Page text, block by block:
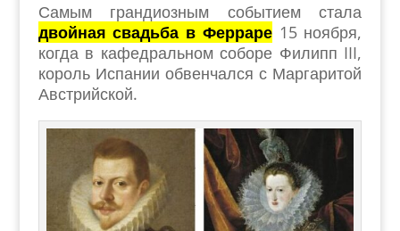
Самым грандиозным событием стала
двойная свадьба в Ферраре15 ноября,
когда в кафедральном соборе Филипп III,
король Испании обвенчался с Маргаритой
Австрийской.